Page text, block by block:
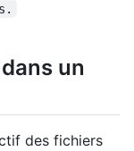
un
des fichiers